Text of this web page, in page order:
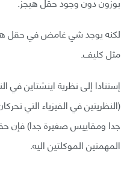
لكنه يوجد شي غامض في حقل
مثل كليف.
إستنادا إلى نظرية اينشتاين في
(النظريتين في الفيزياء التي
جدا ومقاييس صغيرة جدا) فإن
المهمتين الموكلتين اليه.